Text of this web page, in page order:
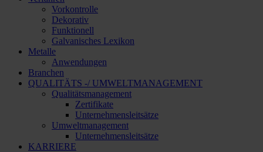
Vorkontrolle
Dekorativ
Funktionell
Galvanisches Lexikon
Metalle
Anwendungen
Branchen
QUALITÄTS -/ UMWELTMANAGEMENT
Qualitätsmanagement
Zertifikate
Unternehmensleitsätze
Umweltmanagement
Unternehmensleitsätze
KARRIERE